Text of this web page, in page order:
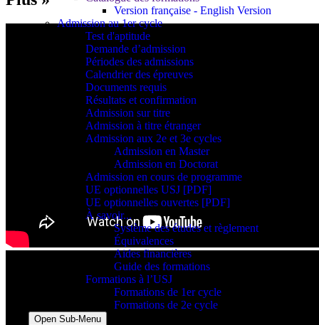
Version française - English Version
Admission au 1er cycle
Test d'aptitude
Demande d’admission
Périodes des admissions
Calendrier des épreuves
Documents requis
Résultats et confirmation
Admission sur titre
Admission à titre étranger
Admission aux 2e et 3e cycles
Admission en Master
Admission en Doctorat
Admission en cours de programme
UE optionnelles USJ [PDF]
UE optionnelles ouvertes [PDF]
À savoir...
Système des études et règlement
Équivalences
Aides financières
Guide des formations
Formations à l’USJ
Formations de 1er cycle
Formations de 2e cycle
Open Sub-Menu